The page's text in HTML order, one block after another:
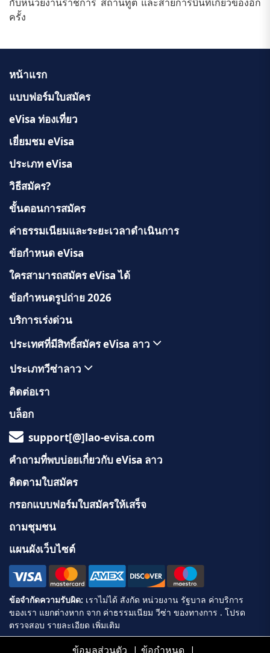
ครั้ง
หน้าแรก
แบบฟอร์มใบสมัคร
eVisa ท่องเที่ยว
เยี่ยมชม eVisa
ประเภท eVisa
วิธีสมัคร?
ขั้นตอนการสมัคร
ค่าธรรมเนียมและระยะเวลาดำเนินการ
ข้อกำหนด eVisa
ใครสามารถสมัคร eVisa ได้
ข้อกำหนดรูปถ่าย 2026
บริการเร่งด่วน
ประเทศที่มีสิทธิ์สมัคร eVisa ลาว
ประเภทวีซ่าลาว
ติดต่อเรา
บล็อก
support[@]lao-evisa.com
คำถามที่พบบ่อยเกี่ยวกับ eVisa ลาว
ติดตามใบสมัคร
กรอกแบบฟอร์มใบสมัครให้เสร็จ
ถามชุมชน
แผนผังเว็บไซต์
ข้อมูลส่วนตัว ข้อกำหนด